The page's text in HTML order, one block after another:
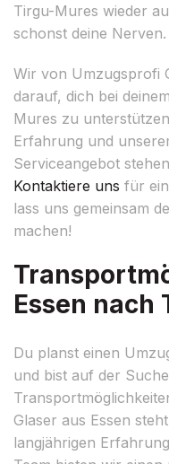
Tirgu-Mures wieder
schonst deine Nerven.
Wir von Umzugsprofi
darauf, dich bei
Mures zu
Erfahrung und
Serviceangebot
Kontaktiere uns für
lass uns gemeinsam
machen!
Essen nach
Du planst einen
und bist auf der
Glaser aus Essen
langjährigen